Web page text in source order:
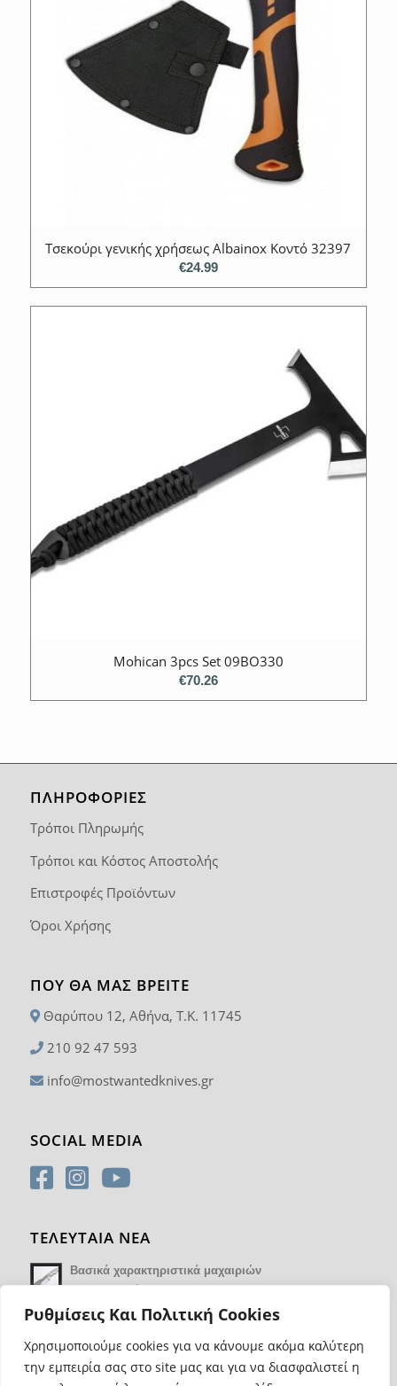
Ρυθμίσεις Και Πολιτική Cookies
Χρησιμοποιούμε cookies για να κάνουμε ακόμα καλύτερη
την εμπειρία σας στο site μας και για να διασφαλιστεί η
Τσεκούρι γενικής χρήσεως Albainox Κοντό 32397
€24.99
Mohican 3pcs Set 09BO330
€70.26
ΠΛΗΡΟΦΟΡΙΕΣ
Τρόποι Πληρωμής
Τρόποι και Κόστος Αποστολής
Επιστροφές Προϊόντων
Όροι Χρήσης
ΠΟΥ ΘΑ ΜΑΣ ΒΡΕΊΤΕ
Θαρύπου 12, Αθήνα, T.K. 11745
210 92 47 593
info@mostwantedknives.gr
SOCIAL MEDIA
ΤΕΛΕΥΤΑΙΑ ΝΕΑ
Βασικά χαρακτηριστικά μαχαιριών
14 Φεβρουαρίου 2018 - 17:21